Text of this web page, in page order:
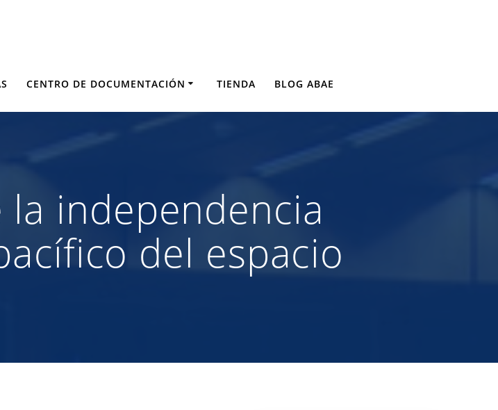
CENTRO DE DOCUMENTACIÓN TIENDA BLOG ABAE
independencia
del espacio